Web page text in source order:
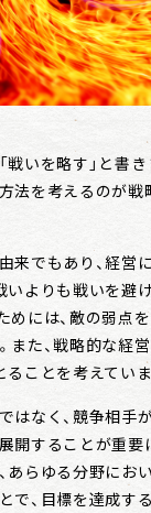
会社情報
戦略日記
戦いを略す」と書
法を考えるのが
来でもあり、経営
いよりも戦いを避
めには、敵の弱点
また、戦略的な経
ることを考えていま
はなく、競争相手
開することが重要
あらゆる分野にお
で、目標を達成す